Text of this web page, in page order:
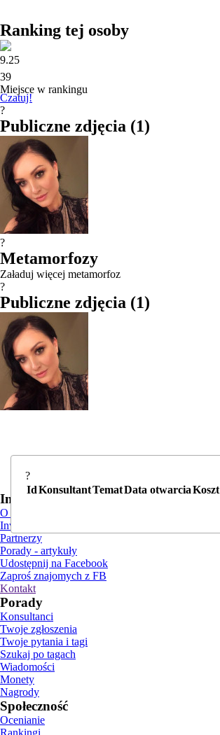
Ranking tej osoby
9.25
39
Miejsce w rankingu
Czatuj!
?
Publiczne zdjęcia (1)
?
Metamorfozy
Załaduj więcej metamorfoz
?
Publiczne zdjęcia (1)
?
IdKonsultantTematData otwarciaKoszt
Informacje
O nas
Inwestorzy i reklama
Partnerzy
Porady - artykuły
Udostępnij na Facebook
Zaproś znajomych z FB
Kontakt
Porady
Konsultanci
Twoje zgłoszenia
Twoje pytania i tagi
Szukaj po tagach
Wiadomości
Monety
Nagrody
Społeczność
Ocenianie